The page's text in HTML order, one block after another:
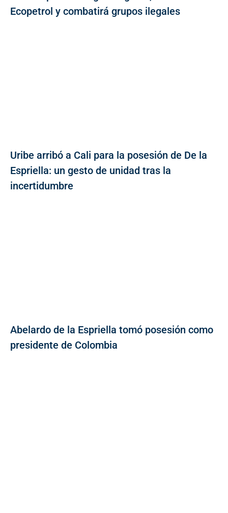
Ecopetrol y combatirá grupos ilegales
Uribe arribó a Cali para la posesión de De la
Espriella: un gesto de unidad tras la
incertidumbre
Abelardo de la Espriella tomó posesión como
presidente de Colombia